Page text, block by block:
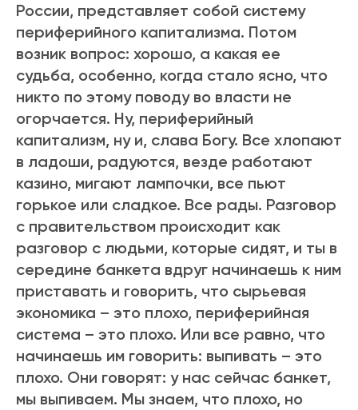
России, представляет собой систему
периферийного капитализма. Потом
возник вопрос: хорошо, а какая ее
судьба, особенно, когда стало ясно, что
никто по этому поводу во власти не
огорчается. Ну, периферийный
капитализм, ну и, слава Богу. Все хлопают
в ладоши, радуются, везде работают
казино, мигают лампочки, все пьют
горькое или сладкое. Все рады. Разговор
с правительством происходит как
разговор с людьми, которые сидят, и ты в
середине банкета вдруг начинаешь к ним
приставать и говорить, что сырьевая
экономика – это плохо, периферийная
система – это плохо. Или все равно, что
начинаешь им говорить: выпивать – это
плохо. Они говорят: у нас сейчас банкет,
мы выпиваем. Мы знаем, что плохо, но